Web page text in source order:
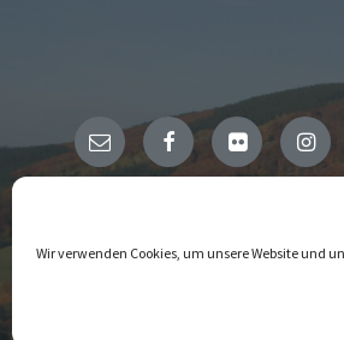
Wir verwenden Cookies, um unsere Website und
Email FacebookFlickr